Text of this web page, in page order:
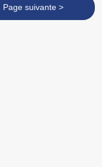
Page suivante >